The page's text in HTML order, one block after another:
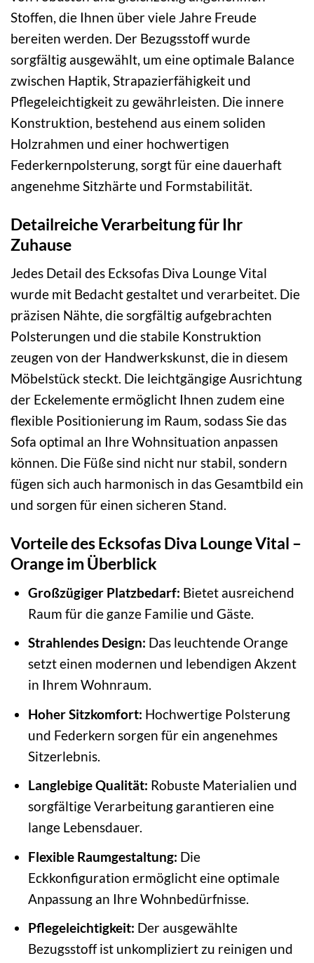
Stoffen, die Ihnen über viele Jahre Freude
bereiten werden. Der Bezugsstoff wurde
sorgfältig ausgewählt, um eine optimale Balance
zwischen Haptik, Strapazierfähigkeit und
Pflegeleichtigkeit zu gewährleisten. Die innere
Konstruktion, bestehend aus einem soliden
Holzrahmen und einer hochwertigen
Federkernpolsterung, sorgt für eine dauerhaft
angenehme Sitzhärte und Formstabilität.
Detailreiche Verarbeitung für Ihr
Zuhause
Jedes Detail des Ecksofas Diva Lounge Vital
wurde mit Bedacht gestaltet und verarbeitet. Die
präzisen Nähte, die sorgfältig aufgebrachten
Polsterungen und die stabile Konstruktion
zeugen von der Handwerkskunst, die in diesem
Möbelstück steckt. Die leichtgängige Ausrichtung
der Eckelemente ermöglicht Ihnen zudem eine
flexible Positionierung im Raum, sodass Sie das
Sofa optimal an Ihre Wohnsituation anpassen
können. Die Füße sind nicht nur stabil, sondern
fügen sich auch harmonisch in das Gesamtbild ein
und sorgen für einen sicheren Stand.
Vorteile des Ecksofas Diva Lounge Vital –
Orange im Überblick
Großzügiger Platzbedarf: Bietet ausreichend
Raum für die ganze Familie und Gäste.
Strahlendes Design: Das leuchtende Orange
setzt einen modernen und lebendigen Akzent
in Ihrem Wohnraum.
Hoher Sitzkomfort: Hochwertige Polsterung
und Federkern sorgen für ein angenehmes
Sitzerlebnis.
Langlebige Qualität: Robuste Materialien und
sorgfältige Verarbeitung garantieren eine
lange Lebensdauer.
Flexible Raumgestaltung: Die
Eckkonfiguration ermöglicht eine optimale
Anpassung an Ihre Wohnbedürfnisse.
Pflegeleichtigkeit: Der ausgewählte
Bezugsstoff ist unkompliziert zu reinigen und